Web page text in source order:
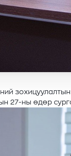
зохицуулалтын
27-ны өдөр